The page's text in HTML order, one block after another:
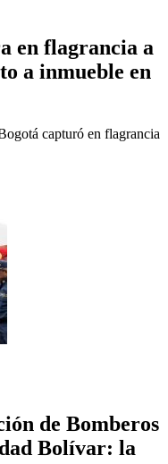
en flagrancia a
a inmueble en
capturó en flagrancia
de Bomberos
Bolívar: la